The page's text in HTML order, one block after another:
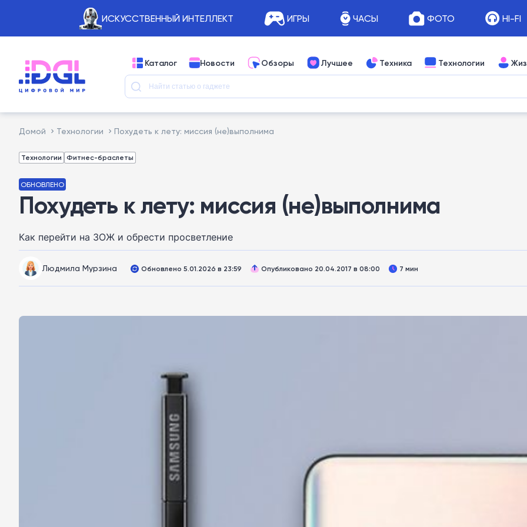
ИСКУССТВЕННЫЙ ИНТЕЛЛЕКТ ИГРЫ ЧАСЫ ФОТО HI-FI
Каталог Новости Обзоры Лучшее Техника Технологии
Домой Технологии Похудеть к лету: миссия (не)выполнима
Технологии Фитнес-браслеты
ОБНОВЛЕНО
Похудеть к лету: миссия (не)выполнима
Как перейти на ЗОЖ и обрести просветление
Людмила Мурзина Обновлено 5.01.2026 в 23:59 Опубликовано 20.04.2017 в 08:00 7 мин